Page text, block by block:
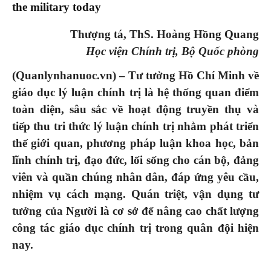
the military today
Thượng tá, ThS. Hoàng Hồng Quang
Học viện Chính trị, Bộ Quốc phòng
(Quanlynhanuoc.vn) – Tư tưởng Hồ Chí Minh về
giáo dục lý luận chính trị là hệ thống quan điểm
toàn diện, sâu sắc về hoạt động truyền thụ và
tiếp thu tri thức lý luận chính trị nhằm phát triển
thế giới quan, phương pháp luận khoa học, bản
lĩnh chính trị, đạo đức, lối sống cho cán bộ, đảng
viên và quần chúng nhân dân, đáp ứng yêu cầu,
nhiệm vụ cách mạng. Quán triệt, vận dụng tư
tưởng của Người là cơ sở để nâng cao chất lượng
công tác giáo dục chính trị trong quân đội hiện
nay.